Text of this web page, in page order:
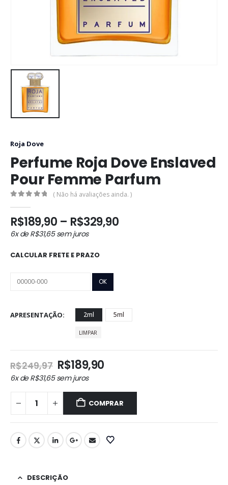
Roja Dove
Perfume Roja Dove Enslaved
Pour Femme Parfum
( Não há avaliações ainda. )
R$189,90 – R$329,90Faixa
6x deR$31,65sem juros
CALCULAR FRETE E PRAZO
APRESENTAÇÃO 2ml 5ml
LIMPAR
R$249,97 O
preço
original
era:
R$249,97.
R$189,90O
é:
R$189,90.
6x deR$31,65sem juros
COMPRAR
DESCRIÇÃO